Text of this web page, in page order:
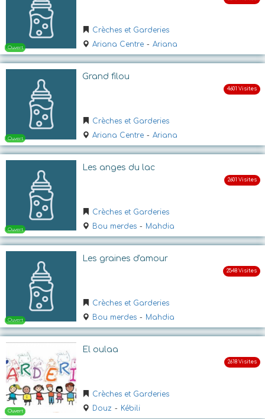
Fermé
Ouvert
Crèches et Garderies
Ariana Centre - Ariana
Grand filou
Crèches et Garderies
Ariana Centre - Ariana
Les anges du lac
Crèches et Garderies
Bou merdes - Mahdia
Les graines d'amour
Crèches et Garderies
Bou merdes - Mahdia
El oulaa
Crèches et Garderies
Douz - Kébili